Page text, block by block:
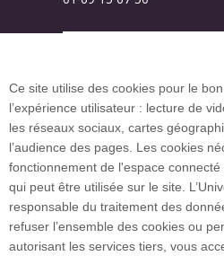
Plan du site
Accueil des
Ce site utilise des cookies pour le
l’expérience utilisateur : lecture de
les réseaux sociaux, cartes
l’audience des pages. Les cookies
fonctionnement de l'espace
qui peut être utilisée sur le site.
responsable du traitement des
refuser l’ensemble des cookies ou
autorisant les services tiers, vous